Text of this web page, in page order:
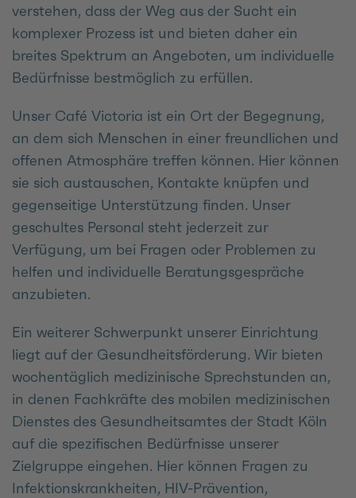
verstehen, dass der Weg aus der Sucht ein
komplexer Prozess ist und bieten daher ein
breites Spektrum an Angeboten, um individuelle
Bedürfnisse bestmöglich zu erfüllen.
Unser Café Victoria ist ein Ort der Begegnung,
an dem sich Menschen in einer freundlichen und
offenen Atmosphäre treffen können. Hier können
sie sich austauschen, Kontakte knüpfen und
gegenseitige Unterstützung finden. Unser
geschultes Personal steht jederzeit zur
Verfügung, um bei Fragen oder Problemen zu
helfen und individuelle Beratungsgespräche
anzubieten.
Ein weiterer Schwerpunkt unserer Einrichtung
liegt auf der Gesundheitsförderung. Wir bieten
wochentäglich medizinische Sprechstunden an,
in denen Fachkräfte des mobilen medizinischen
Dienstes des Gesundheitsamtes der Stadt Köln
auf die spezifischen Bedürfnisse unserer
Zielgruppe eingehen. Hier können Fragen zu
Infektionskrankheiten, HIV-Prävention,